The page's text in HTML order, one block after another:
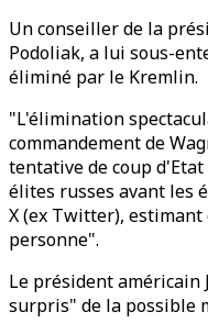
Un conseiller de la
Podoliak, a lui sous-
éliminé par le Kremlin.
"L'élimination
commandement de
tentative de coup
élites russes avant les
X (ex Twitter),
personne".
Le président américain
surpris" de la possible